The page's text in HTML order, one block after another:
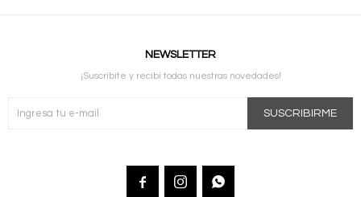
NEWSLETTER
¡Suscribite y recibí todas nuestras novedades!
SUSCRIBIRME
  